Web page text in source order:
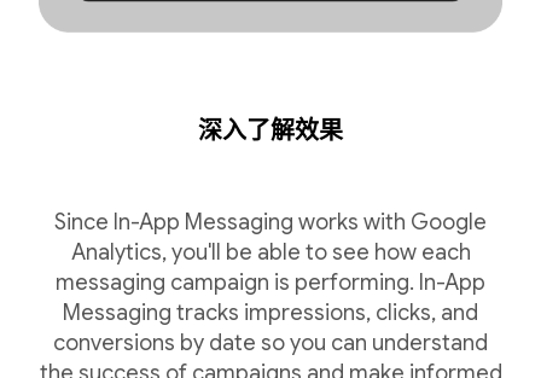
深入了解效果
Since In-App Messaging works with Google
Analytics, you'll be able to see how each
messaging campaign is performing. In-App
Messaging tracks impressions, clicks, and
conversions by date so you can understand